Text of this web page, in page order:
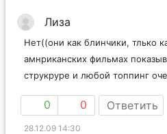
Лиза
Нет((они как блинчики, тлько
амнриканских фильмах
струкруре и любой топпинг
0 0 Ответить
28.12.09 14:30